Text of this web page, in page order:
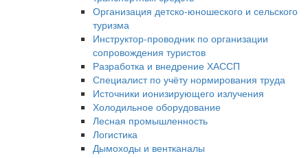
Организация детско-юношеского и сельского
туризма
Инструктор-проводник по организации
сопровождения туристов
Разработка и внедрение ХАССП
Специалист по учёту нормирования труда
Источники ионизирующего излучения
Холодильное оборудование
Лесная промышленность
Логистика
Дымоходы и вентканалы